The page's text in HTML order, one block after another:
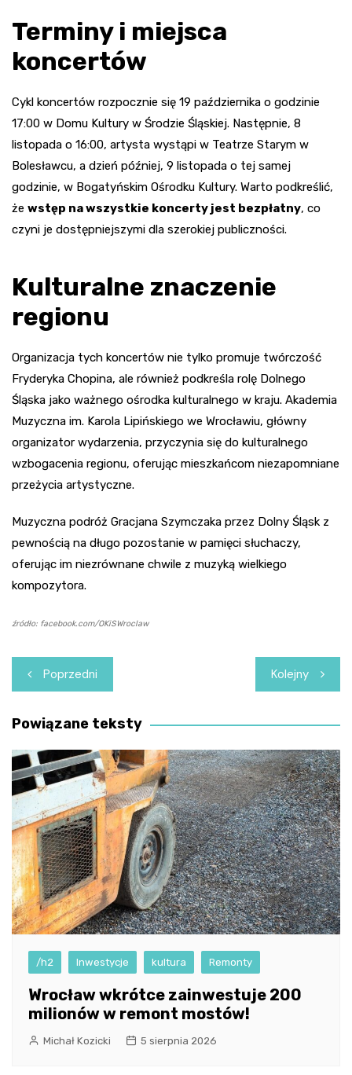
Terminy i miejsca
koncertów
Cykl koncertów rozpocznie się 19 października o godzinie
17:00 w Domu Kultury w Środzie Śląskiej. Następnie, 8
listopada o 16:00, artysta wystąpi w Teatrze Starym w
Bolesławcu, a dzień później, 9 listopada o tej samej
godzinie, w Bogatyńskim Ośrodku Kultury. Warto podkreślić,
że wstęp na wszystkie koncerty jest bezpłatny, co
czyni je dostępniejszymi dla szerokiej publiczności.
Kulturalne znaczenie
regionu
Organizacja tych koncertów nie tylko promuje twórczość
Fryderyka Chopina, ale również podkreśla rolę Dolnego
Śląska jako ważnego ośrodka kulturalnego w kraju. Akademia
Muzyczna im. Karola Lipińskiego we Wrocławiu, główny
organizator wydarzenia, przyczynia się do kulturalnego
wzbogacenia regionu, oferując mieszkańcom niezapomniane
przeżycia artystyczne.
Muzyczna podróż Gracjana Szymczaka przez Dolny Śląsk z
pewnością na długo pozostanie w pamięci słuchaczy,
oferując im niezrównane chwile z muzyką wielkiego
kompozytora.
źródło: facebook.com/OKiSWroclaw
Nawigacja
wpisu
Poprzedni Kolejny
Powiązane teksty
/h2 Inwestycje kultura Remonty
Wrocław wkrótce zainwestuje 200
milionów w remont mostów!
Michał Kozicki 5 sierpnia 2026